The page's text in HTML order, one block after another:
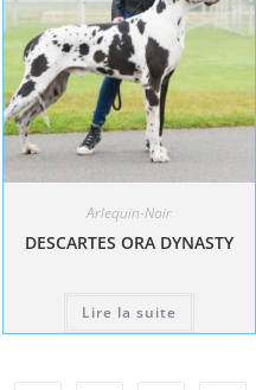
Arlequin-Noir
DESCARTES ORA DYNASTY
Lire la suite